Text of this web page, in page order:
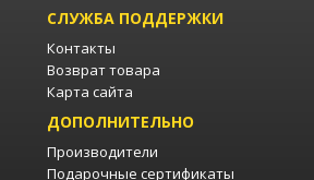
СЛУЖБА ПОДДЕРЖКИ
Контакты
Возврат товара
Карта сайта
ДОПОЛНИТЕЛЬНО
Производители
Подарочные сертификаты